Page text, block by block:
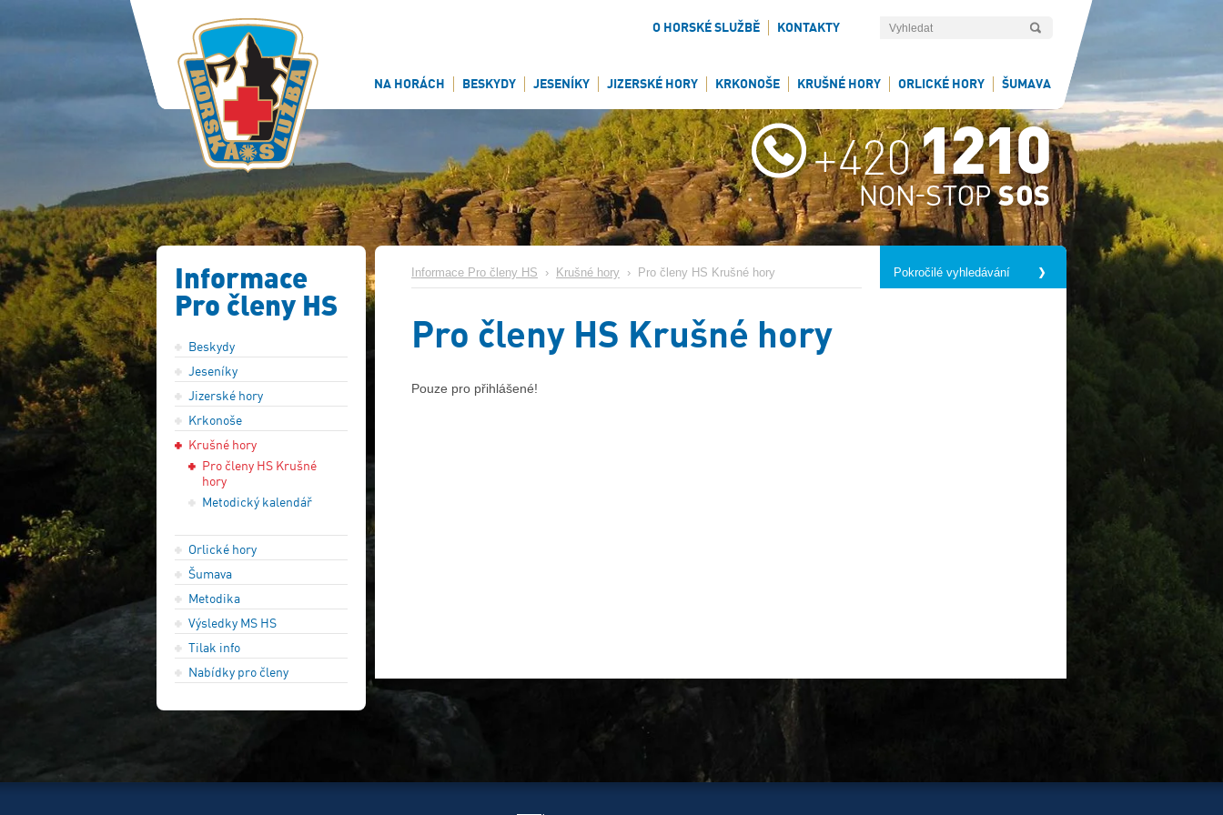
O HORSKÉ SLUŽBĚ KONTAKTY
NA HORÁCH BESKYDY JESENÍKY JIZERSKÉ HORY KRKONOŠE KRUŠNÉ HORY ORLICKÉ HORY ŠUMAVA
Informace
Pro členy HS
Beskydy
Jeseníky
Jizerské hory
Krkonoše
Krušné hory
Pro členy HS Krušné
hory
Metodický kalendář
Orlické hory
Šumava
Metodika
Výsledky MS HS
Tilak info
Nabídky pro členy
Pokročilé vyhledávání
Informace Pro členy HS › Krušné hory › Pro členy HS Krušné hory
Pro členy HS Krušné hory
Pouze pro přihlášené!